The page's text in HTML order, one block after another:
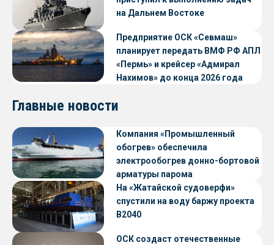
на Дальнем Востоке
Предприятие ОСК «Севмаш»
планирует передать ВМФ РФ АПЛ
«Пермь» и крейсер «Адмирал
Нахимов» до конца 2026 года
Главные новости
Компания «Промышленный
обогрев» обеспечила
электрообогрев донно-бортовой
арматуры парома
«Петропавловск» проекта CNF22
На «Жатайской судоверфи»
спустили на воду баржу проекта
В2040
ОСК создаст отечественные